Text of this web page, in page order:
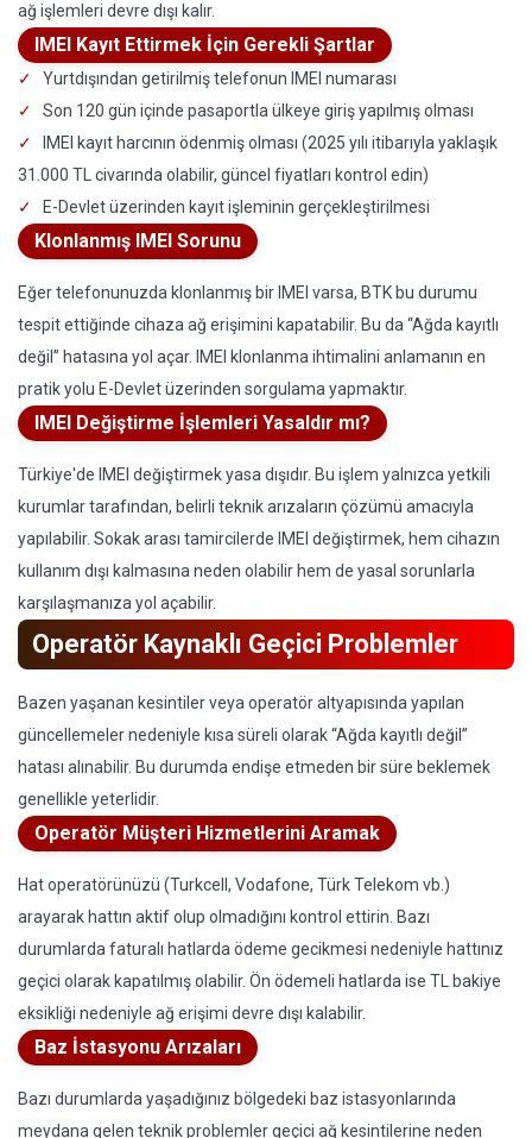
ağ işlemleri devre dışı kalır.
IMEI Kayıt Ettirmek İçin Gerekli Şartlar
Yurtdışından getirilmiş telefonun IMEI numarası
Son 120 gün içinde pasaportla ülkeye giriş yapılmış olması
IMEI kayıt harcının ödenmiş olması (2025 yılı itibarıyla yaklaşık
31.000 TL civarında olabilir, güncel fiyatları kontrol edin)
E-Devlet üzerinden kayıt işleminin gerçekleştirilmesi
Klonlanmış IMEI Sorunu
Eğer telefonunuzda klonlanmış bir IMEI varsa, BTK bu durumu
tespit ettiğinde cihaza ağ erişimini kapatabilir. Bu da “Ağda kayıtlı
değil” hatasına yol açar. IMEI klonlanma ihtimalini anlamanın en
pratik yolu E-Devlet üzerinden sorgulama yapmaktır.
IMEI Değiştirme İşlemleri Yasaldır mı?
Türkiye'de IMEI değiştirmek yasa dışıdır. Bu işlem yalnızca yetkili
kurumlar tarafından, belirli teknik arızaların çözümü amacıyla
yapılabilir. Sokak arası tamircilerde IMEI değiştirmek, hem cihazın
kullanım dışı kalmasına neden olabilir hem de yasal sorunlarla
karşılaşmanıza yol açabilir.
Operatör Kaynaklı Geçici Problemler
Bazen yaşanan kesintiler veya operatör altyapısında yapılan
güncellemeler nedeniyle kısa süreli olarak “Ağda kayıtlı değil”
hatası alınabilir. Bu durumda endişe etmeden bir süre beklemek
genellikle yeterlidir.
Operatör Müşteri Hizmetlerini Aramak
Hat operatörünüzü (Turkcell, Vodafone, Türk Telekom vb.)
arayarak hattın aktif olup olmadığını kontrol ettirin. Bazı
durumlarda faturalı hatlarda ödeme gecikmesi nedeniyle hattınız
geçici olarak kapatılmış olabilir. Ön ödemeli hatlarda ise TL bakiye
eksikliği nedeniyle ağ erişimi devre dışı kalabilir.
Baz İstasyonu Arızaları
Bazı durumlarda yaşadığınız bölgedeki baz istasyonlarında
meydana gelen teknik problemler geçici ağ kesintilerine neden